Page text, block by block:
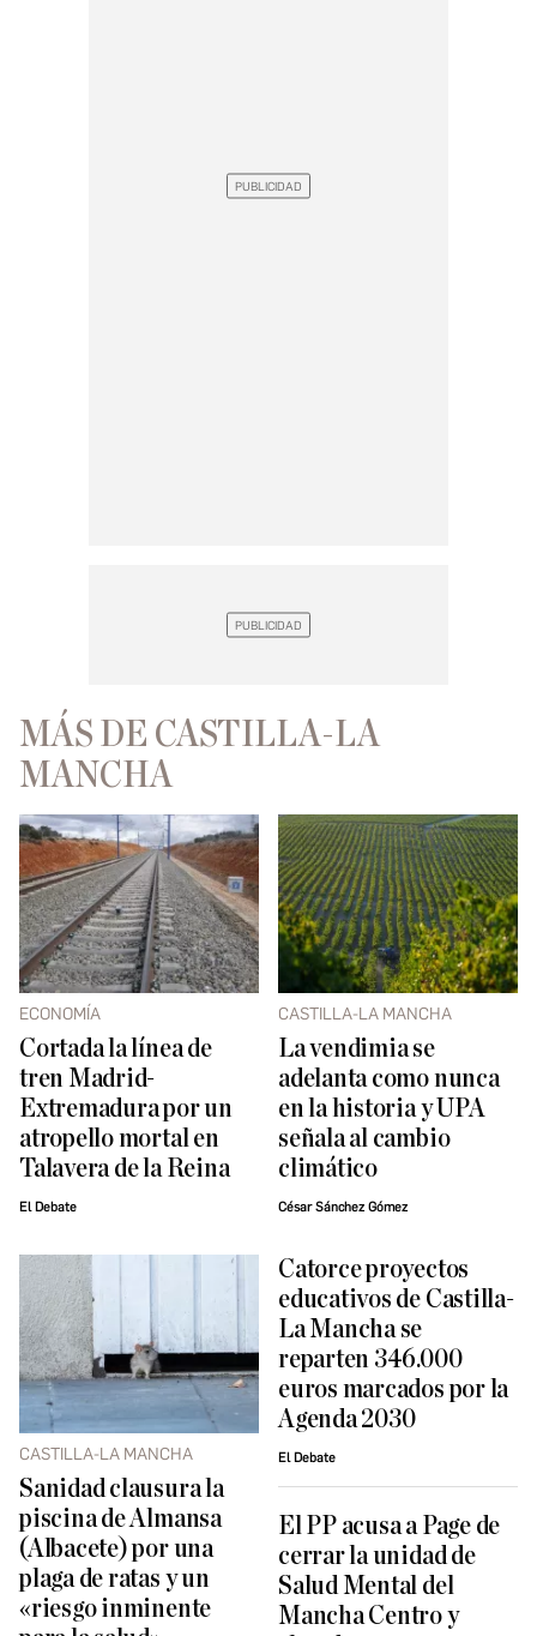
MÁS DE CASTILLA-LA
MANCHA
ECONOMÍA
Cortada la línea de
tren Madrid-
Extremadura por un
atropello mortal en
Talavera de la Reina
El Debate
CASTILLA-LA MANCHA
La vendimia se
adelanta como nunca
en la historia y UPA
señala al cambio
climático
César Sánchez Gómez
CASTILLA-LA MANCHA
Sanidad clausura la
piscina de Almansa
(Albacete) por una
plaga de ratas y un
«riesgo inminente
Catorce proyectos
educativos de Castilla-
La Mancha se
reparten 346.000
euros marcados por la
Agenda 2030
El Debate
El PP acusa a Page de
cerrar la unidad de
Salud Mental del
Mancha Centro y